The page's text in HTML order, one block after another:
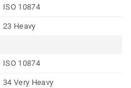
ISO 10874
23 Heavy
ISO 10874
34 Very Heavy